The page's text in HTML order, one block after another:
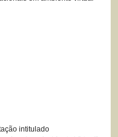
intitulado